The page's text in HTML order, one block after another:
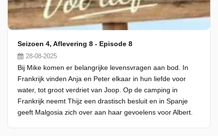
Seizoen 4, Aflevering 8 - Episode 8
28-08-2025
Bij Mike komen er belangrijke levensvragen aan bod. In
Frankrijk vinden Anja en Peter elkaar in hun liefde voor
water, tot groot verdriet van Joop. Op de camping in
Frankrijk neemt Thijz een drastisch besluit en in Spanje
geeft Malgosia zich over aan haar gevoelens voor Albert.